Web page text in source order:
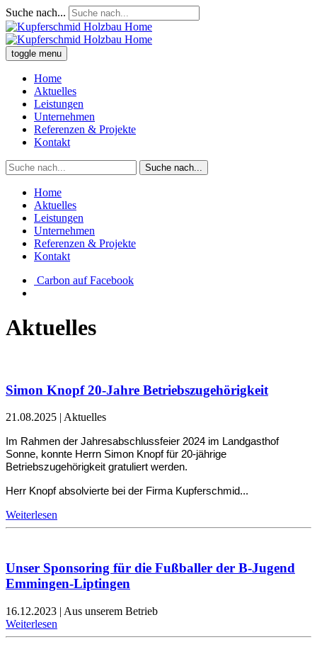
Suche nach...
toggle menu
Home
Aktuelles
Leistungen
Unternehmen
Referenzen & Projekte
Kontakt
Suche nach...
Home
Aktuelles
Leistungen
Unternehmen
Referenzen & Projekte
Kontakt
Carbon auf Facebook
Aktuelles
Simon Knopf 20-Jahre Betriebszugehörigkeit
21.08.2025 | Aktuelles
Im Rahmen der Jahresabschlussfeier 2024 im Landgasthof
Sonne, konnte Herrn Simon Knopf für 20-jährige
Betriebszugehörigkeit gratuliert werden.
Herr Knopf absolvierte bei der Firma Kupferschmid...
Weiterlesen
Unser Sponsoring für die Fußballer der B-Jugend
Emmingen-Liptingen
16.12.2023 | Aus unserem Betrieb
Weiterlesen